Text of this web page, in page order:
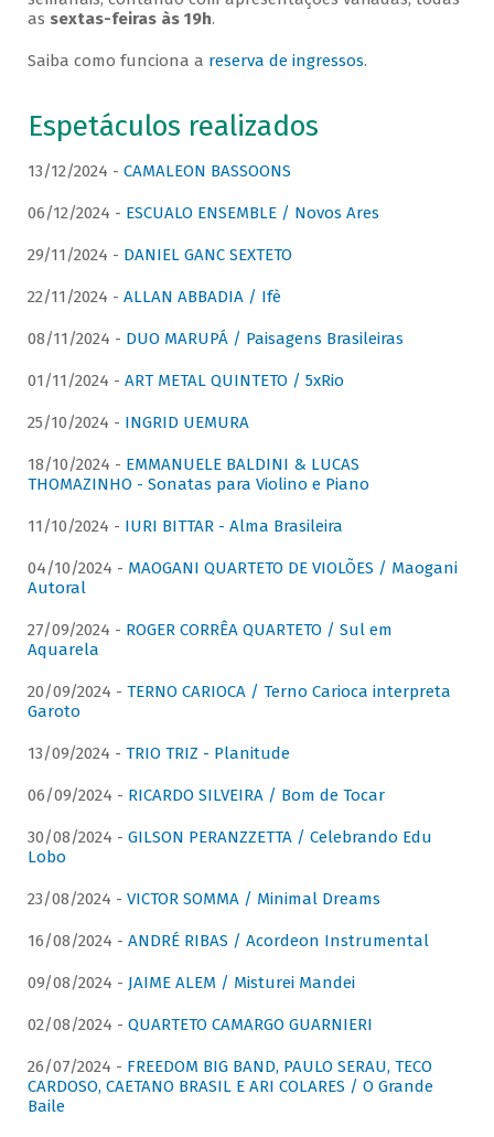
as sextas-feiras às 19h.
Saiba como funciona a reserva de ingressos.
Espetáculos realizados
13/12/2024 - CAMALEON BASSOONS
06/12/2024 - ESCUALO ENSEMBLE / Novos Ares
29/11/2024 - DANIEL GANC SEXTETO
22/11/2024 - ALLAN ABBADIA / Ifè
08/11/2024 - DUO MARUPÁ / Paisagens Brasileiras
01/11/2024 - ART METAL QUINTETO / 5xRio
25/10/2024 - INGRID UEMURA
18/10/2024 - EMMANUELE BALDINI & LUCAS
THOMAZINHO - Sonatas para Violino e Piano
11/10/2024 - IURI BITTAR - Alma Brasileira
04/10/2024 - MAOGANI QUARTETO DE VIOLÕES / Maogani
Autoral
27/09/2024 - ROGER CORRÊA QUARTETO / Sul em
Aquarela
20/09/2024 - TERNO CARIOCA / Terno Carioca interpreta
Garoto
13/09/2024 - TRIO TRIZ - Planitude
06/09/2024 - RICARDO SILVEIRA / Bom de Tocar
30/08/2024 - GILSON PERANZZETTA / Celebrando Edu
Lobo
23/08/2024 - VICTOR SOMMA / Minimal Dreams
16/08/2024 - ANDRÉ RIBAS / Acordeon Instrumental
09/08/2024 - JAIME ALEM / Misturei Mandei
02/08/2024 - QUARTETO CAMARGO GUARNIERI
26/07/2024 - FREEDOM BIG BAND, PAULO SERAU, TECO
CARDOSO, CAETANO BRASIL E ARI COLARES / O Grande
Baile